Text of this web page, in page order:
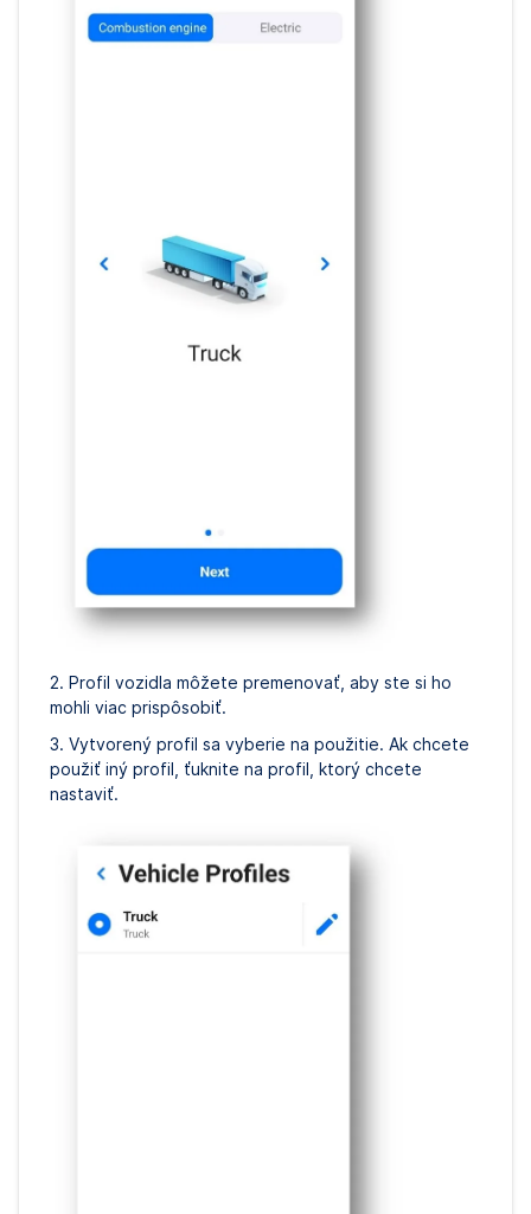
2. Profil vozidla môžete premenovať, aby ste si ho
mohli viac prispôsobiť.
3. Vytvorený profil sa vyberie na použitie. Ak chcete
použiť iný profil, ťuknite na profil, ktorý chcete
nastaviť.